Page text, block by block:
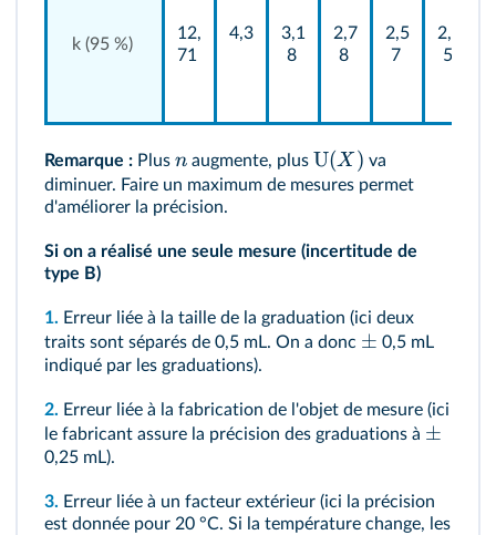
k (95 %)
12,
71
4,3
3,1
8
2,7
8
2,5
7
2,4
5
Remarque : Plus n augmente, plus U(X ) va
diminuer. Faire un maximum de mesures permet
d'améliorer la précision.
Si on a réalisé une seule mesure (incertitude de
type B)
1. Erreur liée à la taille de la graduation (ici deux
traits sont séparés de 0,5 mL. On a donc ± 0,5 mL
indiqué par les graduations).
2. Erreur liée à la fabrication de l'objet de mesure (ici
le fabricant assure la précision des graduations à ±
0,25 mL).
3. Erreur liée à un facteur extérieur (ici la précision
est donnée pour 20 °C. Si la température change, les